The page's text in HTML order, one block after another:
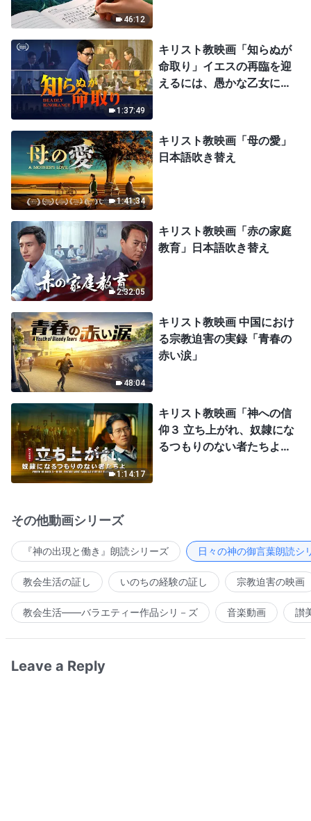
46:12
1:37:49
キリスト教映画「知らぬが
命取り」イエスの再臨を迎
えるには、愚かな乙女にな
1:41:34
キリスト教映画「母の愛」
日本語吹き替え
2:32:05
キリスト教映画「赤の家庭
教育」日本語吹き替え
48:04
キリスト教映画 中国におけ
る宗教迫害の実録「青春の
赤い涙」
1:14:17
キリスト教映画「神への信
仰３ 立ち上がれ、奴隷にな
るつもりのない者たちよ」
その他動画シリーズ
『神の出現と働き』朗読シリーズ 日々の神の御言葉朗読シ
教会生活の証し いのちの経験の証し 宗教迫害の映画
教会生活――バラエティー作品シリ－ズ 音楽動画 讃
Leave a Reply